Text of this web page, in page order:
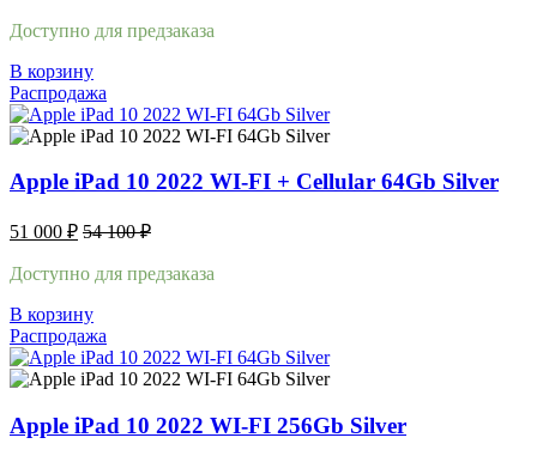
Доступно для предзаказа
В корзину
Распродажа
Apple iPad 10 2022 WI-FI + Cellular 64Gb Silver
51 000 ₽ 54 100₽
Доступно для предзаказа
В корзину
Распродажа
Apple iPad 10 2022 WI-FI 256Gb Silver